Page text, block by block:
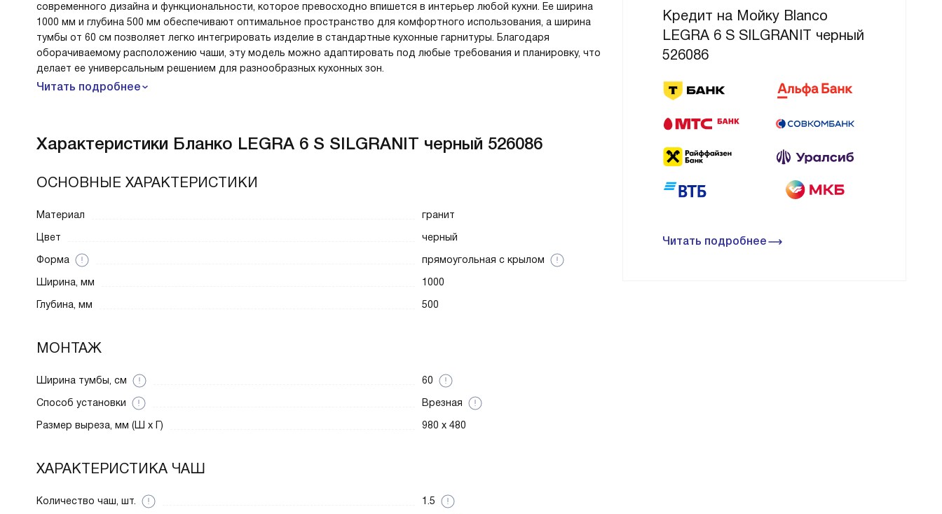
Кредит на Мойку Blanco
LEGRA 6 S SILGRANIT черный
526086
Читать подробнее
современного дизайна и функциональности, которое превосходно впишется в интерьер любой кухни. Ее ширина
1000 мм и глубина 500 мм обеспечивают оптимальное пространство для комфортного использования, а ширина
тумбы от 60 см позволяет легко интегрировать изделие в стандартные кухонные гарнитуры. Благодаря
оборачиваемому расположению чаши, эту модель можно адаптировать под любые требования и планировку, что
делает ее универсальным решением для разнообразных кухонных зон.
Читать подробнее
Характеристики Бланко LEGRA 6 S SILGRANIT черный 526086
ОСНОВНЫЕ ХАРАКТЕРИСТИКИ
Материал
гранит
Цвет
черный
Форма
прямоугольная с крылом
Ширина, мм
1000
Глубина, мм
500
МОНТАЖ
Ширина тумбы, см
60
Способ установки
Врезная
Размер выреза, мм (Ш x Г)
980 x 480
ХАРАКТЕРИСТИКА ЧАШ
Количество чаш, шт.
1.5